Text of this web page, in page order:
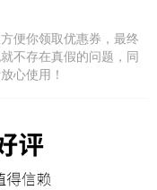
便你领取优惠券，最终
不存在真假的问题，同
心使用！